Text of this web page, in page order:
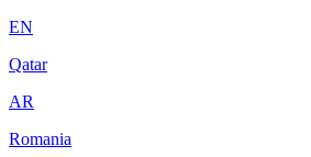
EN
Qatar
AR
Romania